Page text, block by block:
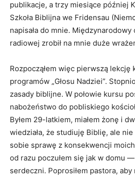
publikacje, a trzy miesiące później
Szkoła Biblijna we Fridensau
napisała do mnie.
radiowej zrobił na mnie duże
Rozpocząłem więc pierwszą lekcję
programów „Głosu Nadziei”.
zasady biblijne. W połowie kursu
nabożeństwo do pobliskiego
Byłem 29-latkiem, miałem żonę i
wiedziała, że studiuję Biblię, ale nie
sobie sprawę z konsekwencji
od razu poczułem się jak w domu
serdeczni. Poprosiłem pastora, aby